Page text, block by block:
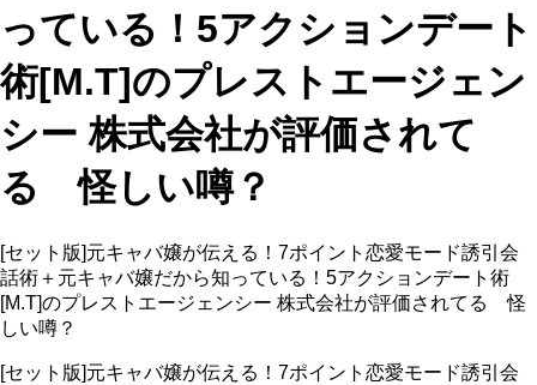
っている！5アクションデート
術[M.T]のプレストエージェン
シー 株式会社が評価されて
る 怪しい噂？
[セット版]元キャバ嬢が伝える！7ポイント恋愛モード誘引会
話術＋元キャバ嬢だから知っている！5アクションデート術
[M.T]のプレストエージェンシー 株式会社が評価されてる 怪
しい噂？
[セット版]元キャバ嬢が伝える！7ポイント恋愛モード誘引会